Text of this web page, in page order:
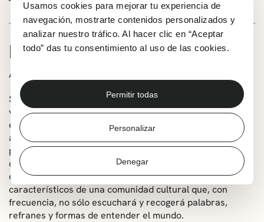
Usamos cookies para mejorar tu experiencia de
navegación, mostrarte contenidos personalizados y
analizar nuestro tráfico. Al hacer clic en “Aceptar
todo” das tu consentimiento al uso de las cookies.
Permitir todas
Personalizar
Denegar
INFORMACIÓN
A cargo de su autor, Kepa Diéguez
Sinopsis: El protagonista principal de este libro es el
viajero de la era. A diferencia de un viajero del tiempo,
éste no retrocede a lo largo del tiempo, sino que siempre
avanza, pueblo a pueblo, tratando de recopilar los
palabrejas que se emplean en las conversaciones
cotidianas – palabras sobre el tiempo –, convencido de
que las palabras son uno de los representantes más
característicos de una comunidad cultural que, con
frecuencia, no sólo escuchará y recogerá palabras,
refranes y formas de entender el mundo.